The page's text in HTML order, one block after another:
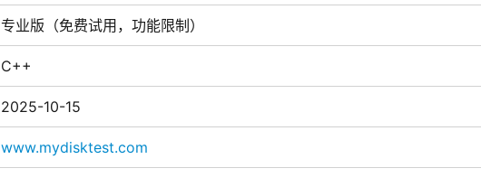
专业版（免费试用，功能限制）
C++
2025-10-15
www.mydisktest.com